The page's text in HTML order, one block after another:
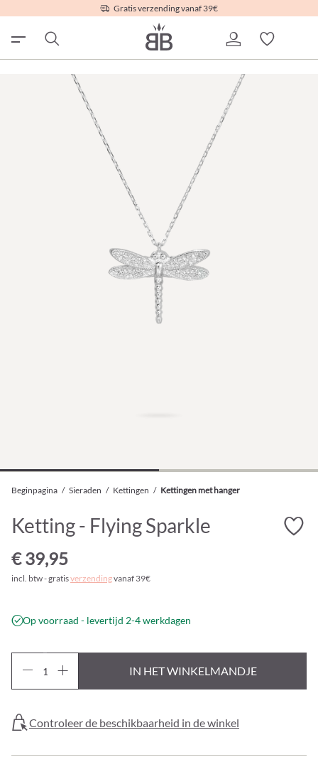
Gratis verzending vanaf 39€
Beginpagina / Sieraden / Kettingen / Kettingen met hanger
Ketting - Flying Sparkle
€ 39,95
incl. btw - gratisverzendingvanaf 39€
Op voorraad - levertijd 2-4 werkdagen
IN HET WINKELMANDJE
Controleer de beschikbaarheid in de winkel